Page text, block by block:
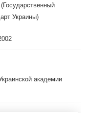
Украины)
академии